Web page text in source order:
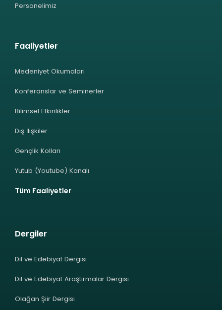
Personelimiz
Faaliyetler
Medeniyet Okumaları
Konferanslar ve Seminerler
Bilimsel Etkinlikler
Dış İlişkiler
Gençlik Kolları
Yutub (Youtube) Kanalı
Tüm Faaliyetler
Dergiler
Dil ve Edebiyat Dergisi
Dil ve Edebiyat Araştırmalar Dergisi
Olağan Şiir Dergisi